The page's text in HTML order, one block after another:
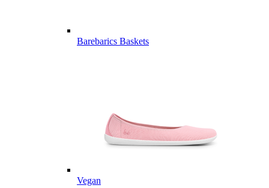
Barebarics Baskets
Vegan